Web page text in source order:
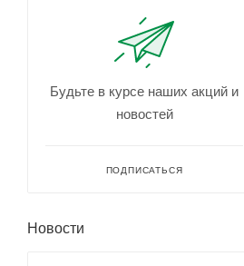
Будьте в курсе наших акций и
новостей
ПОДПИСАТЬСЯ
Новости